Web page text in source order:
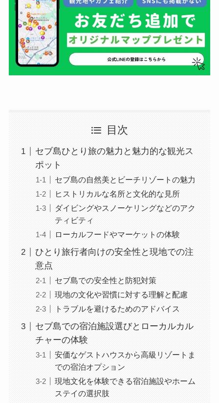
目次
セブ島ひとり旅の魅力と魅力的な観光ス
ポット
セブ島の自然美とビーチリゾートの魅力
ヒストリカルな名所と文化的な見所
ダイビングやスノーケリングなどのアク
ティビティ
ローカルフードやマーケットの体験
ひとり旅行者向けの安全性と現地での注
意点
セブ島での安全性と防犯対策
現地の文化や習慣に対する理解と配慮
トラブルを避けるためのアドバイス
セブ島での宿泊施設選びとローカルカル
チャーの体験
安価なゲストハウスから高級リゾートま
での宿泊オプション
現地文化を体験できる宿泊施設やホーム
ステイの選択肢